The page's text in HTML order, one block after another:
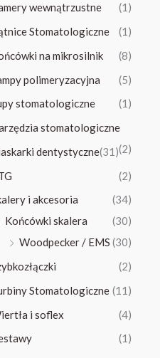
wewnątrzustne
(1)
Stomatologiczne
(1)
na mikrosilnik
(8)
polimeryzacyjna
(5)
stomatologiczne
(1)
stomatologiczne
(2)
dentystyczne(31)
(2)
i akcesoria
(34)
Końcówki skalera
(30)
Woodpecker / EMS (30)
(2)
Stomatologiczne (11)
i soflex
(4)
(1)